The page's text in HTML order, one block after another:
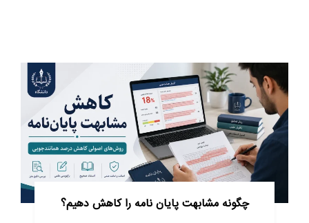
چگونه مشابهت پایان نامه را کاهش دهیم؟